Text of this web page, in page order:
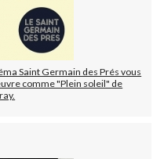
Saint Germain des Prés vous
comme "Plein soleil" de